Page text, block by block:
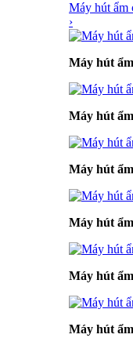
Máy hút ẩm
›
Máy hút
Máy hút
Máy hút
Máy hút
Máy hút
Máy hút